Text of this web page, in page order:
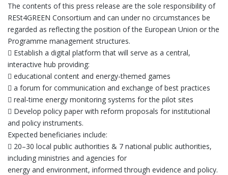
The contents of this press release are the sole responsibility of
RESt4GREEN Consortium and can under no circumstances be
regarded as reflecting the position of the European Union or the
Programme management structures.
 Establish a digital platform that will serve as a central,
interactive hub providing:
 educational content and energy-themed games
 a forum for communication and exchange of best practices
 real-time energy monitoring systems for the pilot sites
 Develop policy paper with reform proposals for institutional
and policy instruments.
Expected beneficiaries include:
 20–30 local public authorities & 7 national public authorities,
including ministries and agencies for
energy and environment, informed through evidence and policy.